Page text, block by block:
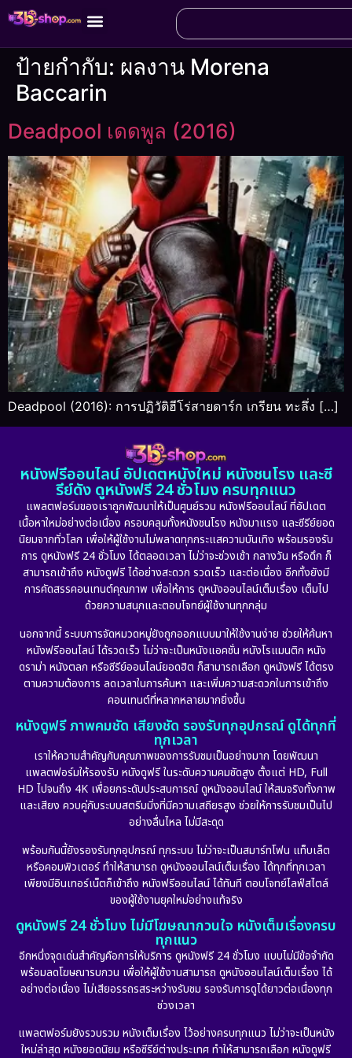
ป้ายกำกับ: ผลงาน Morena
Baccarin
Deadpool เดดพูล (2016)
Deadpool (2016): การปฏิวัติฮีโร่สายดาร์ก เกรียน ทะลึ่ง […]
หนังฟรีออนไลน์ อัปเดตหนังใหม่ หนังชนโรง และซี
รีย์ดัง ดูหนังฟรี 24 ชั่วโมง ครบทุกแนว
แพลตฟอร์มของเราถูกพัฒนาให้เป็นศูนย์รวม หนังฟรีออนไลน์ ที่อัปเดต
เนื้อหาใหม่อย่างต่อเนื่อง ครอบคลุมทั้งหนังชนโรง หนังมาแรง และซีรีย์ยอด
นิยมจากทั่วโลก เพื่อให้ผู้ใช้งานไม่พลาดทุกกระแสความบันเทิง พร้อมรองรับ
การ ดูหนังฟรี 24 ชั่วโมง ได้ตลอดเวลา ไม่ว่าจะช่วงเช้า กลางวัน หรือดึก ก็
สามารถเข้าถึง หนังดูฟรี ได้อย่างสะดวก รวดเร็ว และต่อเนื่อง อีกทั้งยังมี
การคัดสรรคอนเทนต์คุณภาพ เพื่อให้การ ดูหนังออนไลน์เต็มเรื่อง เต็มไป
ด้วยความสนุกและตอบโจทย์ผู้ใช้งานทุกกลุ่ม
นอกจากนี้ ระบบการจัดหมวดหมู่ยังถูกออกแบบมาให้ใช้งานง่าย ช่วยให้ค้นหา
หนังฟรีออนไลน์ ได้รวดเร็ว ไม่ว่าจะเป็นหนังแอคชั่น หนังโรแมนติก หนัง
ดราม่า หนังตลก หรือซีรีย์ออนไลน์ยอดฮิต ก็สามารถเลือก ดูหนังฟรี ได้ตรง
ตามความต้องการ ลดเวลาในการค้นหา และเพิ่มความสะดวกในการเข้าถึง
คอนเทนต์ที่หลากหลายมากยิ่งขึ้น
หนังดูฟรี ภาพคมชัด เสียงชัด รองรับทุกอุปกรณ์ ดูได้ทุกที่
ทุกเวลา
เราให้ความสำคัญกับคุณภาพของการรับชมเป็นอย่างมาก โดยพัฒนา
แพลตฟอร์มให้รองรับ หนังดูฟรี ในระดับความคมชัดสูง ตั้งแต่ HD, Full
HD ไปจนถึง 4K เพื่อยกระดับประสบการณ์ ดูหนังออนไลน์ ให้สมจริงทั้งภาพ
และเสียง ควบคู่กับระบบสตรีมมิ่งที่มีความเสถียรสูง ช่วยให้การรับชมเป็นไป
อย่างลื่นไหล ไม่มีสะดุด
พร้อมกันนี้ยังรองรับทุกอุปกรณ์ ทุกระบบ ไม่ว่าจะเป็นสมาร์ทโฟน แท็บเล็ต
หรือคอมพิวเตอร์ ทำให้สามารถ ดูหนังออนไลน์เต็มเรื่อง ได้ทุกที่ทุกเวลา
เพียงมีอินเทอร์เน็ตก็เข้าถึง หนังฟรีออนไลน์ ได้ทันที ตอบโจทย์ไลฟ์สไตล์
ของผู้ใช้งานยุคใหม่อย่างแท้จริง
ดูหนังฟรี 24 ชั่วโมง ไม่มีโฆษณากวนใจ หนังเต็มเรื่องครบ
ทุกแนว
อีกหนึ่งจุดเด่นสำคัญคือการให้บริการ ดูหนังฟรี 24 ชั่วโมง แบบไม่มีข้อจำกัด
พร้อมลดโฆษณารบกวน เพื่อให้ผู้ใช้งานสามารถ ดูหนังออนไลน์เต็มเรื่อง ได้
อย่างต่อเนื่อง ไม่เสียอรรถรสระหว่างรับชม รองรับการดูได้ยาวต่อเนื่องทุก
ช่วงเวลา
แพลตฟอร์มยังรวบรวม หนังเต็มเรื่อง ไว้อย่างครบทุกแนว ไม่ว่าจะเป็นหนัง
ใหม่ล่าสุด หนังยอดนิยม หรือซีรีย์ต่างประเทศ ทำให้สามารถเลือก หนังดูฟรี